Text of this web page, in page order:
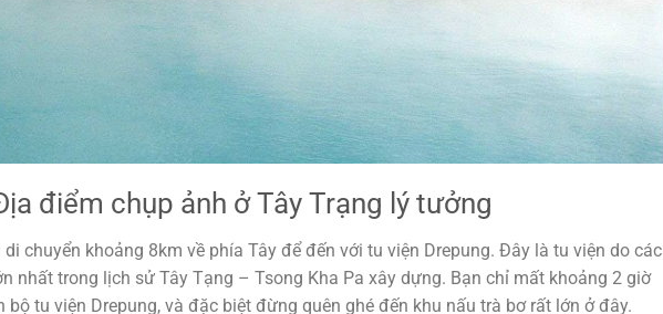
điểm chụp ảnh ở Tây Trạng lý tưởng
chuyển khoảng 8km về phía Tây để đến với tu viện Drepung. Đây là tu viện do các
nhất trong lịch sử Tây Tạng – Tsong Kha Pa xây dựng. Bạn chỉ mất khoảng 2 giờ
tu viện Drepung, và đặc biệt đừng quên ghé đến khu nấu trà bơ rất lớn ở đây.